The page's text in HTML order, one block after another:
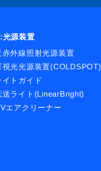
光源装置
赤外線照射光源装置
視光光源装置(COLDSPOT)
イトガイド
送ライト(LinearBright)
エアクリーナー